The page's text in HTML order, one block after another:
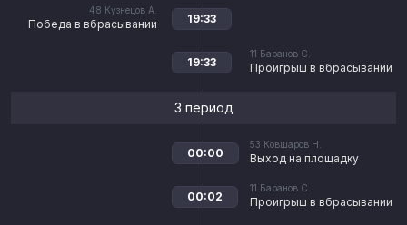
48 Кузнецов А.
Победа в вбрасывании 19:33
11 Баранов С.
Проигрыш в вбрасывании
19:33
3 период
53 Ковшаров Н.
Выход на площадку
00:00
11 Баранов С.
Проигрыш в вбрасывании
00:02